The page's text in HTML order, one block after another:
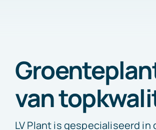
van
LV Plant is gespecialiseerd in